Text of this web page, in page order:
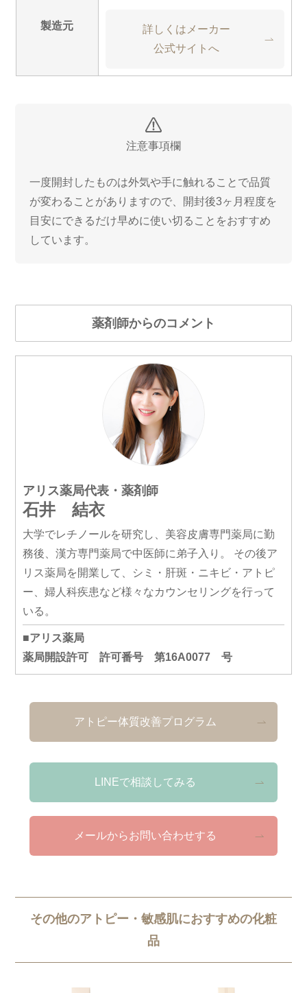
製造元
詳しくはメーカー
公式サイトへ
注意事項欄
一度開封したものは外気や手に触れることで品質
が変わることがありますので、開封後3ヶ月程度を
目安にできるだけ早めに使い切ることをおすすめ
しています。
薬剤師からのコメント
アリス薬局代表・薬剤師
石井 結衣
大学でレチノールを研究し、美容皮膚専門薬局に勤
務後、漢方専門薬局で中医師に弟子入り。 その後ア
リス薬局を開業して、シミ・肝斑・ニキビ・アトピ
ー、婦人科疾患など様々なカウンセリングを行って
いる。
■アリス薬局
薬局開設許可 許可番号 第16A0077 号
アトピー体質改善プログラム
LINEで相談してみる
メールからお問い合わせする
その他のアトピー・敏感肌におすすめの化粧
品